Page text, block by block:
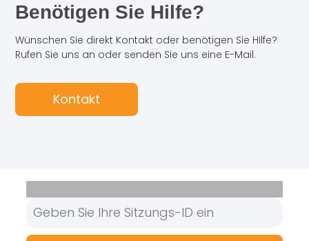
Benötigen Sie Hilfe?
Wünschen Sie direkt Kontakt oder benötigen Sie Hilfe?
Rufen Sie uns an oder senden Sie uns eine E-Mail.
Kontakt